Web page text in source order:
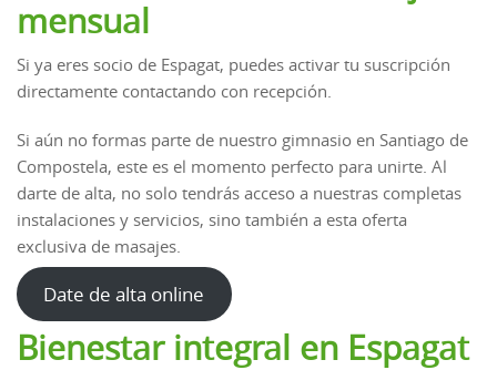
mensual
Si ya eres socio de Espagat, puedes activar tu suscripción
directamente contactando con recepción.
Si aún no formas parte de nuestro gimnasio en Santiago de
Compostela, este es el momento perfecto para unirte. Al
darte de alta, no solo tendrás acceso a nuestras completas
instalaciones y servicios, sino también a esta oferta
exclusiva de masajes.
Date de alta online
Bienestar integral en Espagat